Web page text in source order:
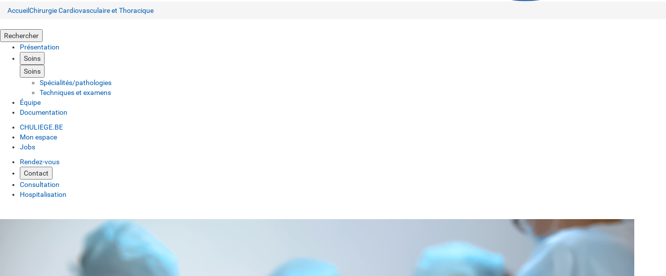
AccueilChirurgie Cardiovasculaire et Thoracique
Rechercher
Présentation
Soins
Soins
Spécialités/pathologies
Techniques et examens
Équipe
Documentation
CHULIEGE.BE
Mon espace
Jobs
Rendez-vous
Contact
Consultation
Hospitalisation